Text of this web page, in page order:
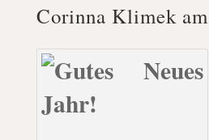
Corinna Klimek